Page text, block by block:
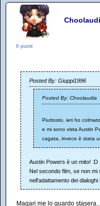
0 punti
Posted By: Giuppi1996
Posted By: Choolaudia
Piuttosto, ieri ho
e mi sono vista Austin
cagata, invece è stata
Austin Powers è un mito! :D
Nel secondo film, se non mi
nell'adattamento dei dialoghi
Magari me lo guardo stasera...